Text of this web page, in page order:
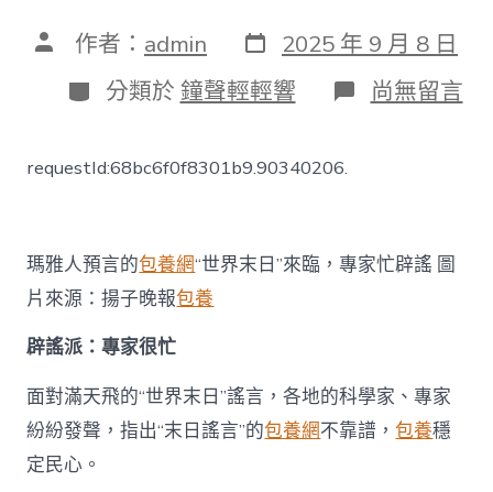
文 作者： admin 發
表
日
期
2025 年 9 月 8 日
分
類
分類於 鐘聲輕輕響 在
〈戲
專
包
養
網
尚無留言
requestId:68bc6f0f8301b9.90340206.
瑪雅人預言的包養網“世界末日”來臨，專家忙辟謠 圖
片來源：揚子晚報包養
辟謠派：專家很忙
面對滿天飛的“世界末日”謠言，各地的科學家、專家
紛紛發聲，指出“末日謠言”的包養網不靠譜，包養穩
定民心。